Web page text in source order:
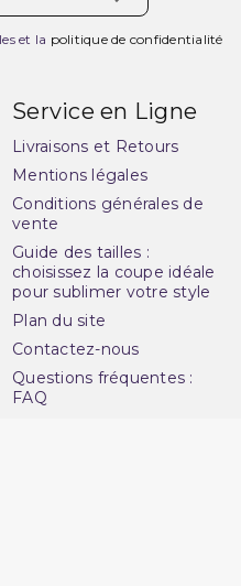
et la politique de confidentialité
Service en Ligne
Livraisons et Retours
Mentions légales
Conditions générales de
vente
Guide des tailles :
choisissez la coupe idéale
pour sublimer votre style
Plan du site
Contactez-nous
Questions fréquentes :
FAQ